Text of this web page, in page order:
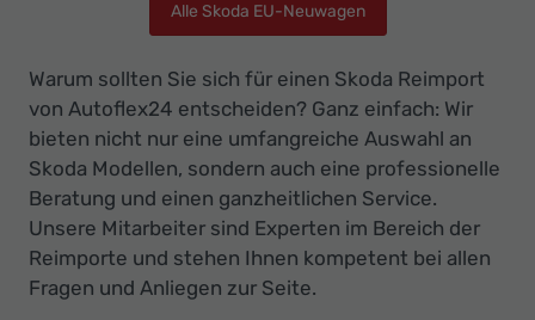
Alle Skoda EU-Neuwagen
Warum sollten Sie sich für einen Skoda Reimport
von Autoflex24 entscheiden? Ganz einfach: Wir
bieten nicht nur eine umfangreiche Auswahl an
Skoda Modellen, sondern auch eine professionelle
Beratung und einen ganzheitlichen Service.
Unsere Mitarbeiter sind Experten im Bereich der
Reimporte und stehen Ihnen kompetent bei allen
Fragen und Anliegen zur Seite.